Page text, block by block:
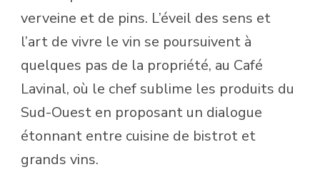
verveine et de pins. L’éveil des sens et
l’art de vivre le vin se poursuivent à
quelques pas de la propriété, au Café
Lavinal, où le chef sublime les produits du
Sud-Ouest en proposant un dialogue
étonnant entre cuisine de bistrot et
grands vins.